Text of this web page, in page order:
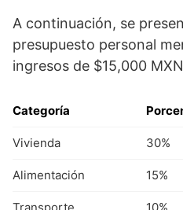
A continuación, se
presupuesto personal
ingresos de $15,000
Categoría
Vivienda 30%
Alimentación 15%